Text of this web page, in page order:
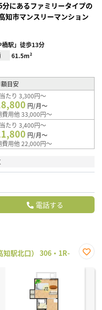
分にあるファミリータイプの
知市マンスリーマンション
橋駅」徒歩13分
61.5m²
額目安
たり 3,300円～
円/月～
費用他 33,000円～
たり 3,400円～
円/月～
費用他 22,000円～
電話する
知駅北口） 306・1R-
に入